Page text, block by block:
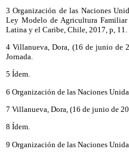
3 Organización de las Naciones
Ley Modelo de Agricultura
Latina y el Caribe, Chile, 2017, p, 11.
4 Villanueva, Dora, (16 de junio de
Jornada.
5 Ídem.
6 Organización de las Naciones
7 Villanueva, Dora, (16 de junio de
8 Ídem.
9 Organización de las Naciones